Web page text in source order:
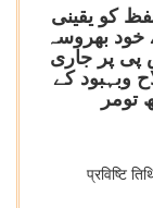
کو یقینی
خود بھروسہ
پی پر جاری
وبہبود کے
تومر
प्रविष्टि